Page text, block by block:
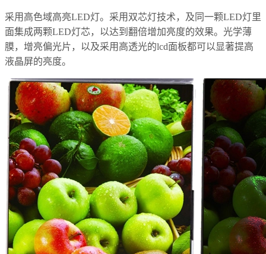
采用高色域高亮LED灯。采用双芯灯技术，及同一颗LED灯里
面集成两颗LED灯芯，以达到翻倍增加亮度的效果。光学薄
膜，增亮偏光片，以及采用高透光的lcd面板都可以显著提高
液晶屏的亮度。